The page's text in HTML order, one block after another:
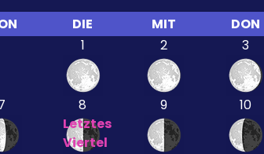
DIE MIT DON
1
2 3
8
Letztes
Viertel
9 10